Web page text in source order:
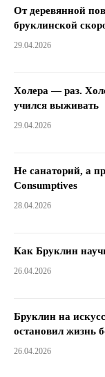
От деревянной
бруклинской
29.04.2026
Холера — раз.
учился выживать
29.04.2026
Не санаторий, а
Consumptives
28.04.2026
Как Бруклин
26.04.2026
Бруклин на
остановил жизнь
26.04.2026